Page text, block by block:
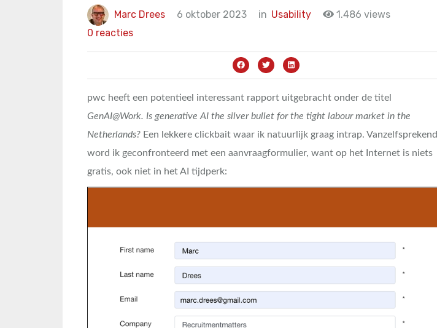
Marc Drees 6 oktober 2023 in Usability
1.486 views
0 reacties
pwc heeft een potentieel interessant rapport uitgebracht onder de titel
GenAI@Work. Is generative AI the silver bullet for the tight labour market in the
Netherlands? Een lekkere clickbait waar ik natuurlijk graag intrap. Vanzelfsprekend
word ik geconfronteerd met een aanvraagformulier, want op het Internet is niets
gratis, ook niet in het AI tijdperk: